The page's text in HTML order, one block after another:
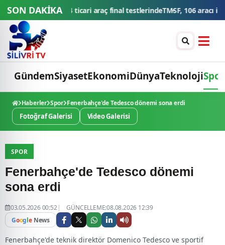
SON DAKİKATMSF, 106 aracı ihaleyle satışa sunacakDüğün
GündemSiyasetEkonomiDünyaTeknolojiSpor
Haberler Spor Fenerbahçe'de Tedesco dönemi sona erdi
Fotoğraf Galerisi Video Galerisi
SPOR
Fenerbahçe'de Tedesco dönemi
sona erdi
03.05.2026 00:52
GÜNCELLEME:08.08.2026 12:39
Google News
Fenerbahçe'de teknik direktör Domenico Tedesco ve sportif